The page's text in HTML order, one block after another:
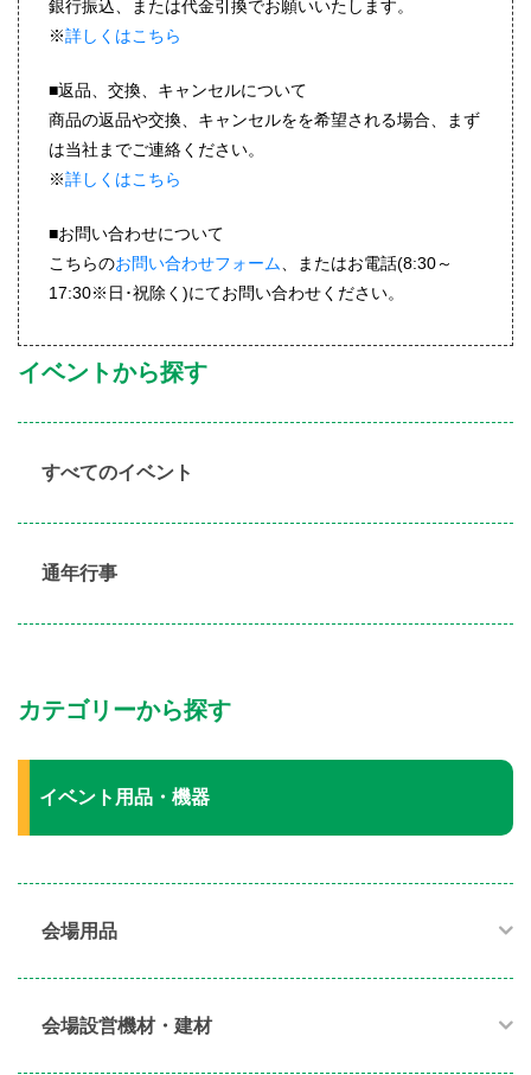
イベントから探す
すべてのイベント
通年行事
カテゴリーから探す
イベント用品・機器
会場用品
会場設営機材・建材
銀行振込、または代金引換でお願いいたします。
※詳しくはこちら
■返品、交換、キャンセルについて
商品の返品や交換、キャンセルをを希望される場合、まず
は当社までご連絡ください。
※詳しくはこちら
■お問い合わせについて
こちらのお問い合わせフォーム 、またはお電話(8:30～
17:30※日･祝除く)にてお問い合わせください。